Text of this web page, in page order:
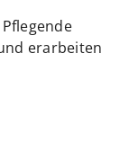
erarbeiten